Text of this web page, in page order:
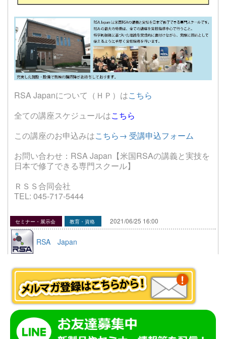
RSA Japanについて（ＨＰ）はこちら
全ての講座スケジュールはこちら
この講座のお申込みはこちら→ 受講申込フォーム
お問い合わせ：RSA Japan【米国RSAの講義と実技を
日本で修了できる専門スクール】
ＲＳＳ合同会社
TEL: 045-717-5444
セミナー・展示会 教育・資格 2021/06/25 16:00
RSA Japan